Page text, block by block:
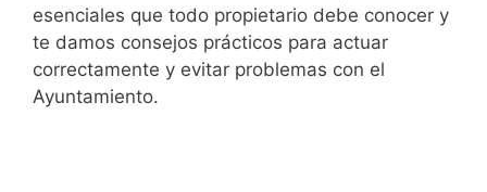
esenciales que todo propietario debe conocer y
te damos consejos prácticos para actuar
correctamente y evitar problemas con el
Ayuntamiento.